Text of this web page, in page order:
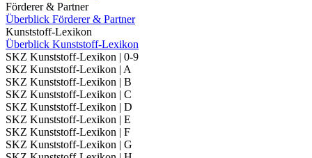
Förderer & Partner
Überblick Förderer & Partner
Kunststoff-Lexikon
Überblick Kunststoff-Lexikon
SKZ Kunststoff-Lexikon | 0-9
SKZ Kunststoff-Lexikon | A
SKZ Kunststoff-Lexikon | B
SKZ Kunststoff-Lexikon | C
SKZ Kunststoff-Lexikon | D
SKZ Kunststoff-Lexikon | E
SKZ Kunststoff-Lexikon | F
SKZ Kunststoff-Lexikon | G